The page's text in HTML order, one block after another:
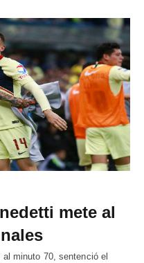
mete al
minuto 70, sentenció el